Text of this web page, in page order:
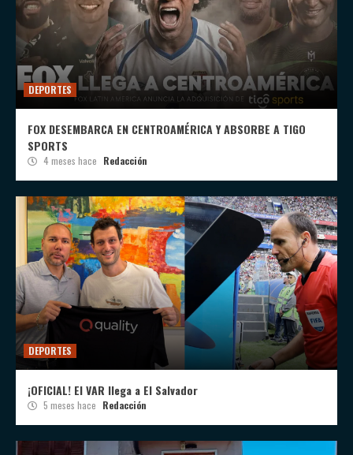
DEPORTES
FOX DESEMBARCA EN CENTROAMÉRICA Y ABSORBE A TIGO
SPORTS
4 meses hace Redacción
DEPORTES
¡OFICIAL! El VAR llega a El Salvador
5 meses hace Redacción